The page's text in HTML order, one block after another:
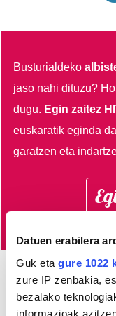
Datuen erabilera
Guk eta gure 1022
zure IP zenbakia,
bezalako
informazioak
Busturialdeko
jaso nahi dituzu?
dugu. Egin zaitez
euskaratik eginda
garatzen eta